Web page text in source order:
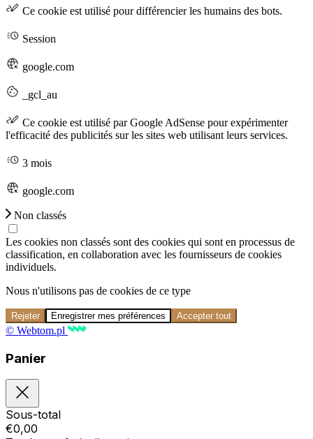
Ce cookie est utilisé pour différencier les humains des bots.
Session
google.com
_gcl_au
Ce cookie est utilisé par Google AdSense pour expérimenter
l'efficacité des publicités sur les sites web utilisant leurs services.
3 mois
google.com
Non classés
Les cookies non classés sont des cookies qui sont en processus de
classification, en collaboration avec les fournisseurs de cookies
individuels.
Nous n'utilisons pas de cookies de ce type
Rejeter Enregistrer mes préférences Accepter tout
© Webtom.pl
Panier
Sous-total
€0,00